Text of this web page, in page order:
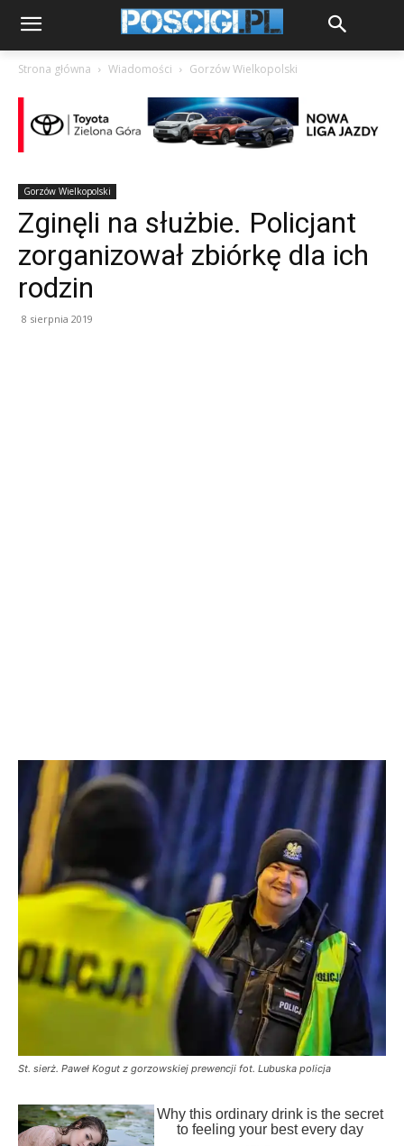
Strona główna Wiadomości Gorzów Wielkopolski
Gorzów Wielkopolski
Zginęli na służbie. Policjant
zorganizował zbiórkę dla ich
rodzin
8 sierpnia 2019
St. sierż. Paweł Kogut z gorzowskiej prewencji fot. Lubuska policja